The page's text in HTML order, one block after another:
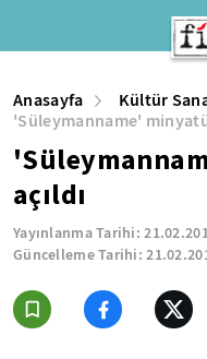
Anasayfa
Kültür
'Süleymanname'
açıldı
Yayınlanma Tarihi:
Güncelleme Tarihi: